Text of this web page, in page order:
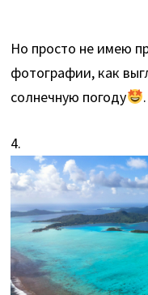
Но просто не имею
фотографии, как
солнечную погоду
.
4.